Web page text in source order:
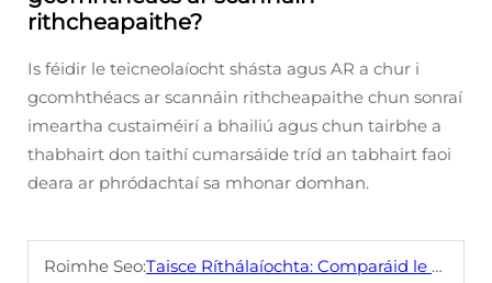
rithcheapaithe?
Is féidir le teicneolaíocht shásta agus AR a chur i
gcomhthéacs ar scannáin rithcheapaithe chun sonraí
imeartha custaiméirí a bhailiú agus chun tairbhe a
thabhairt don taithí cumarsáide tríd an tabhairt faoi
deara ar phródachtaí sa mhonar domhan.
Roimhe Seo:Taisce Ríthálaíochta: Comparáid le Ngnamha Taisce Traidisiúnta